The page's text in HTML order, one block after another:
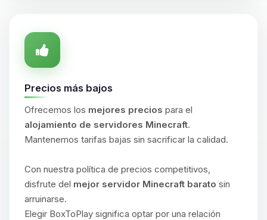
Precios más bajos
Ofrecemos los mejores precios para el
alojamiento de servidores Minecraft.
Mantenemos tarifas bajas sin sacrificar la calidad.
Con nuestra política de precios competitivos,
disfrute del mejor servidor Minecraft barato sin
arruinarse.
Elegir BoxToPlay significa optar por una relación